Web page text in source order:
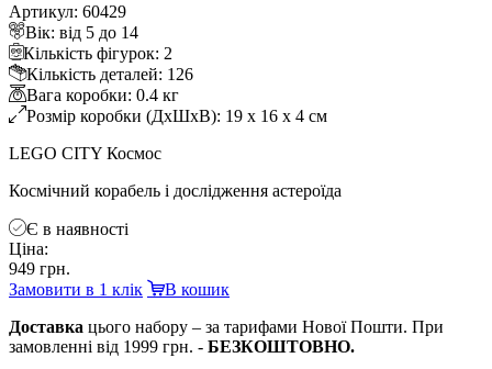
Артикул: 60429
ік: від 5 до 14
Кількість фігурок: 2
Кількість деталей: 126
ага коробки: 0.4 к
Розмір коробки (ДхШхВ): 19 x 16 x 4 см
LEGO CITY Космос
Космічний корабель і дослідження астероїда
Є в наявності
Ціна:
949 грн.
Замовити в 1 клік
кошик
Доставка цього набору – за тарифами Нової Пошти. При
замовленні від 1999 грн. - БЕЗКОШТОВНО.